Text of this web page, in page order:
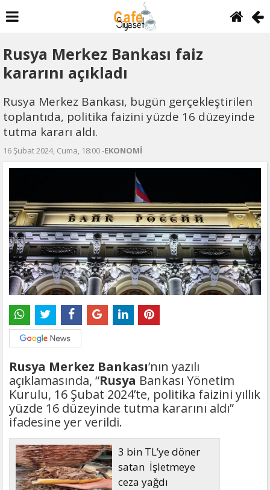
Rusya Merkez Bankası faiz
kararını açıkladı
Rusya Merkez Bankası, bugün gerçekleştirilen
toplantıda, politika faizini yüzde 16 düzeyinde
tutma kararı aldı.
16 Şubat 2024, Cuma, 18:00 -EKONOMİ
Rusya Merkez Bankası’nın yazılı
açıklamasında, “Rusya Bankası Yönetim
Kurulu, 16 Şubat 2024’te, politika faizini yıllık
yüzde 16 düzeyinde tutma kararını aldı”
ifadesine yer verildi.
3 bin TL’ye döner
satan İşletmeye
ceza yağdı